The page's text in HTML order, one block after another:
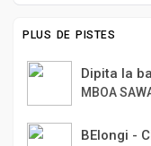
PLUS DE PISTES
Dipita la
MBOA
BElongi -